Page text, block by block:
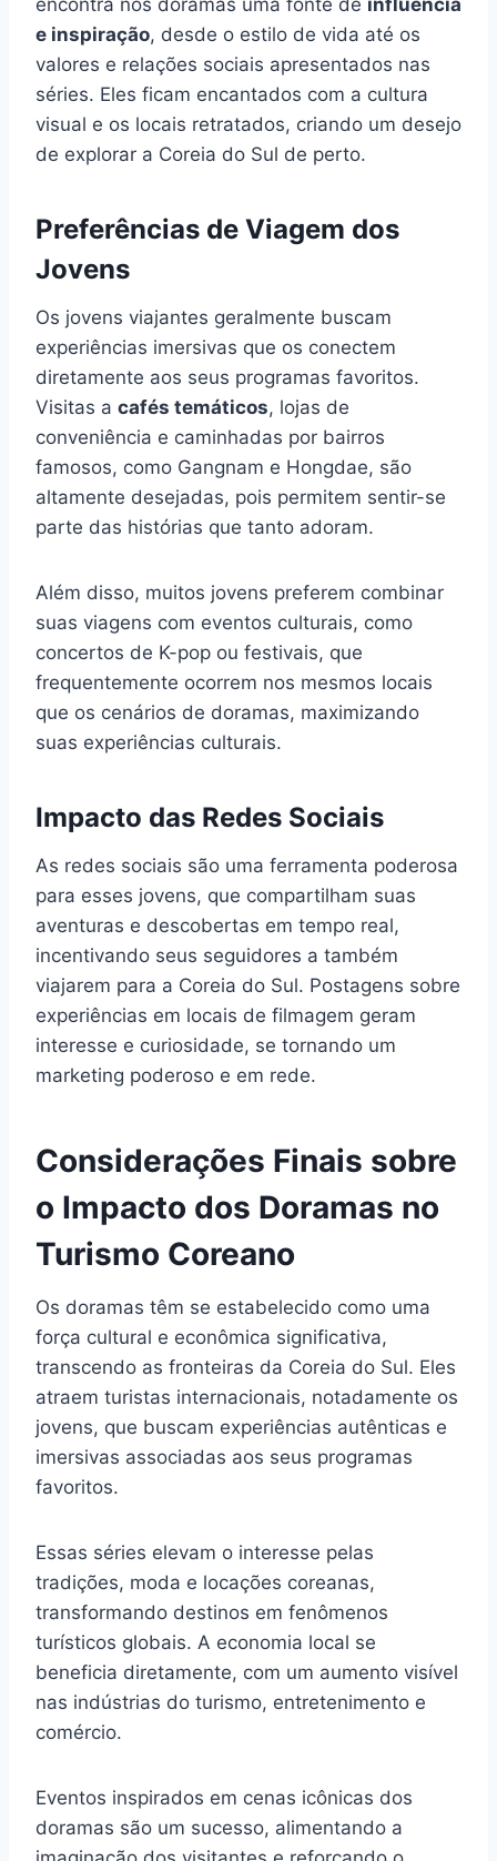
e inspiração, desde o estilo de vida até os
valores e relações sociais apresentados nas
séries. Eles ficam encantados com a cultura
visual e os locais retratados, criando um desejo
de explorar a Coreia do Sul de perto.
Preferências de Viagem dos
Jovens
Os jovens viajantes geralmente buscam
experiências imersivas que os conectem
diretamente aos seus programas favoritos.
Visitas a cafés temáticos, lojas de
conveniência e caminhadas por bairros
famosos, como Gangnam e Hongdae, são
altamente desejadas, pois permitem sentir-se
parte das histórias que tanto adoram.
Além disso, muitos jovens preferem combinar
suas viagens com eventos culturais, como
concertos de K-pop ou festivais, que
frequentemente ocorrem nos mesmos locais
que os cenários de doramas, maximizando
suas experiências culturais.
Impacto das Redes Sociais
As redes sociais são uma ferramenta poderosa
para esses jovens, que compartilham suas
aventuras e descobertas em tempo real,
incentivando seus seguidores a também
viajarem para a Coreia do Sul. Postagens sobre
experiências em locais de filmagem geram
interesse e curiosidade, se tornando um
marketing poderoso e em rede.
Considerações Finais sobre
o Impacto dos Doramas no
Turismo Coreano
Os doramas têm se estabelecido como uma
força cultural e econômica significativa,
transcendo as fronteiras da Coreia do Sul. Eles
atraem turistas internacionais, notadamente os
jovens, que buscam experiências autênticas e
imersivas associadas aos seus programas
favoritos.
Essas séries elevam o interesse pelas
tradições, moda e locações coreanas,
transformando destinos em fenômenos
turísticos globais. A economia local se
beneficia diretamente, com um aumento visível
nas indústrias do turismo, entretenimento e
comércio.
Eventos inspirados em cenas icônicas dos
doramas são um sucesso, alimentando a